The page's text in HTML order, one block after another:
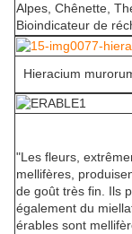
Alpes, Chênette,
Bioindicateur de
Hieracium
"Les fleurs,
mellifères,
de goût très fin. Ils
également du
érables sont